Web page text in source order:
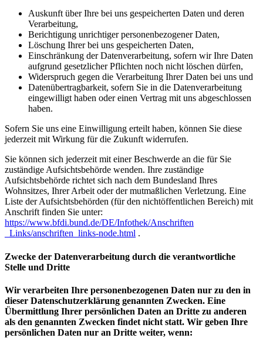
Auskunft über Ihre bei uns gespeicherten Daten und deren
Verarbeitung,
Berichtigung unrichtiger personenbezogener Daten,
Löschung Ihrer bei uns gespeicherten Daten,
Einschränkung der Datenverarbeitung, sofern wir Ihre Daten
aufgrund gesetzlicher Pflichten noch nicht löschen dürfen,
Widerspruch gegen die Verarbeitung Ihrer Daten bei uns und
Datenübertragbarkeit, sofern Sie in die Datenverarbeitung
eingewilligt haben oder einen Vertrag mit uns abgeschlossen
haben.
Sofern Sie uns eine Einwilligung erteilt haben, können Sie diese
jederzeit mit Wirkung für die Zukunft widerrufen.
Sie können sich jederzeit mit einer Beschwerde an die für Sie
zuständige Aufsichtsbehörde wenden. Ihre zuständige
Aufsichtsbehörde richtet sich nach dem Bundesland Ihres
Wohnsitzes, Ihrer Arbeit oder der mutmaßlichen Verletzung. Eine
Liste der Aufsichtsbehörden (für den nichtöffentlichen Bereich) mit
Anschrift finden Sie unter:
https://www.bfdi.bund.de/DE/Infothek/Anschriften
_Links/anschriften_links-node.html .
Zwecke der Datenverarbeitung durch die verantwortliche
Stelle und Dritte
Wir verarbeiten Ihre personenbezogenen Daten nur zu den in
dieser Datenschutzerklärung genannten Zwecken. Eine
Übermittlung Ihrer persönlichen Daten an Dritte zu anderen
als den genannten Zwecken findet nicht statt. Wir geben Ihre
persönlichen Daten nur an Dritte weiter, wenn: